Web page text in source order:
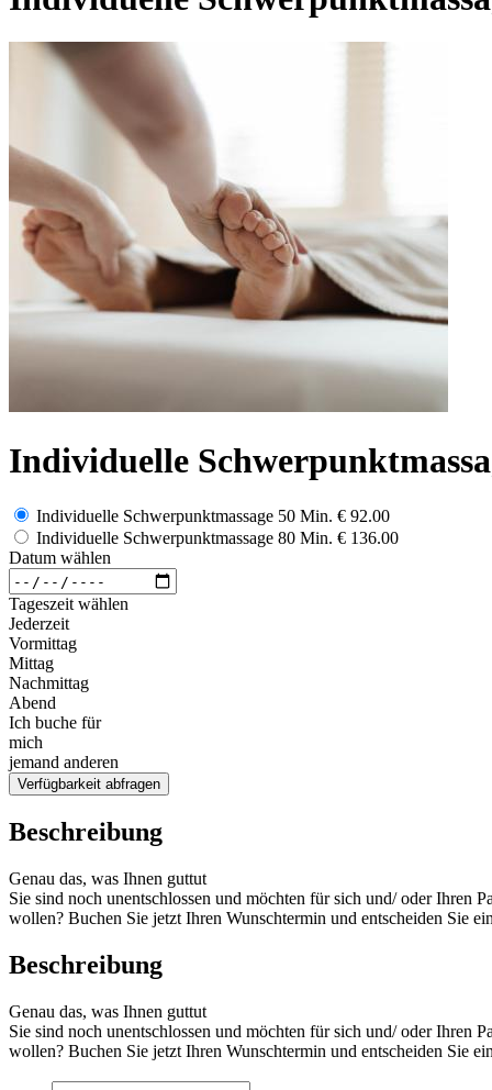
Individuelle
Individuelle Schwerpunktmassage 50 Min. € 92.00
Individuelle Schwerpunktmassage 80 Min. € 136.00
Datum wählen
Tageszeit wählen
Jederzeit
Vormittag
Mittag
Nachmittag
Abend
Ich buche für
mich
jemand anderen
Verfügbarkeit abfragen
Beschreibung
Genau das, was Ihnen guttut
Sie sind noch unentschlossen und möchten für sich und/ oder Ihren
wollen? Buchen Sie jetzt Ihren Wunschtermin und entscheiden Sie
Beschreibung
Genau das, was Ihnen guttut
Sie sind noch unentschlossen und möchten für sich und/ oder Ihren
wollen? Buchen Sie jetzt Ihren Wunschtermin und entscheiden Sie